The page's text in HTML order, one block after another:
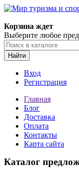
Корзина ждет
Выберите любое
Найти
Вход
Регистрация
Главная
Блог
Доставка
Оплата
Контакты
Карта сайта
Каталог